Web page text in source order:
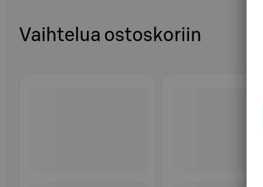
Vaihtelua ostoskoriin